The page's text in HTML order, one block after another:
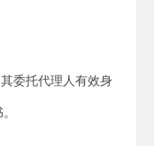
委托代理人有效身